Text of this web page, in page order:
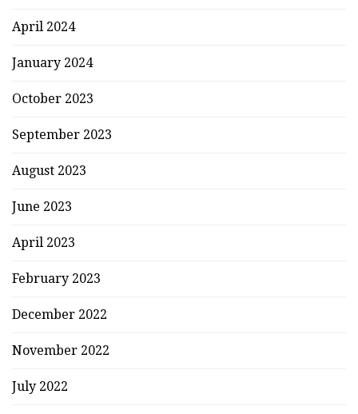
April 2024
January 2024
October 2023
September 2023
August 2023
June 2023
April 2023
February 2023
December 2022
November 2022
July 2022